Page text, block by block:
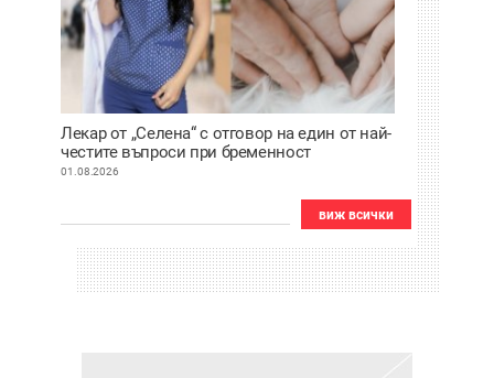
Лекар от „Селена“ с отговор на един от най-
честите въпроси при бременност
01.08.2026
виж всички